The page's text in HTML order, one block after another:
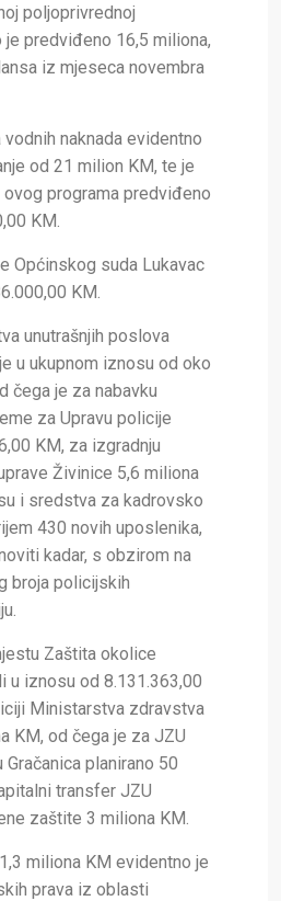
poljoprivrednoj
predviđeno 16,5 miliona,
iz mjeseca novembra
naknada evidentno
od 21 milion KM, te je
programa predviđeno
KM.
Općinskog suda Lukavac
KM.
unutrašnjih poslova
u ukupnom iznosu od oko
čega je za nabavku
za Upravu policije
KM, za izgradnju
Živinice 5,6 miliona
i sredstva za kadrovsko
430 novih uposlenika,
kadar, s obzirom na
broja policijskih
Zaštita okolice
u iznosu od 8.131.363,00
Ministarstva zdravstva
KM, od čega je za JZU
Gračanica planirano 50
transfer JZU
zaštite 3 miliona KM.
miliona KM evidentno je
prava iz oblasti